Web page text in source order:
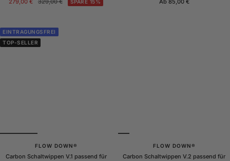
279,00 € 329,00 € SPARE 15% Ab 85,00 €
EINTRAGUNGSFREI
TOP-SELLER
FLOW DOWN®
Carbon Schaltwippen V.1 passend für
FLOW DOWN®
Carbon Schaltwippen V.2 passend für